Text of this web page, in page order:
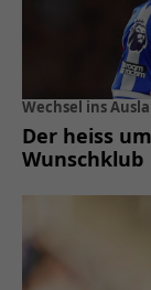
Wechsel ins
Der heiss
Wunschklub